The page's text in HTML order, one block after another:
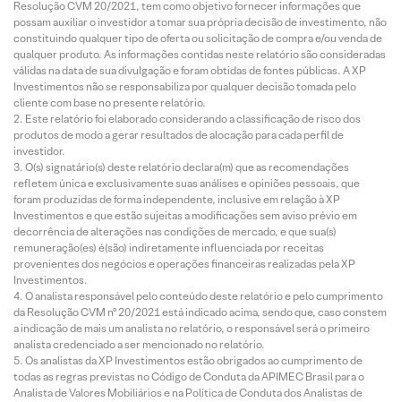
Resolução CVM 20/2021, tem como objetivo fornecer informações que
possam auxiliar o investidor a tomar sua própria decisão de investimento, não
constituindo qualquer tipo de oferta ou solicitação de compra e/ou venda de
qualquer produto. As informações contidas neste relatório são consideradas
válidas na data de sua divulgação e foram obtidas de fontes públicas. A XP
Investimentos não se responsabiliza por qualquer decisão tomada pelo
cliente com base no presente relatório.
Este relatório foi elaborado considerando a classificação de risco dos
produtos de modo a gerar resultados de alocação para cada perfil de
investidor.
O(s) signatário(s) deste relatório declara(m) que as recomendações
refletem única e exclusivamente suas análises e opiniões pessoais, que
foram produzidas de forma independente, inclusive em relação à XP
Investimentos e que estão sujeitas a modificações sem aviso prévio em
decorrência de alterações nas condições de mercado, e que sua(s)
remuneração(es) é(são) indiretamente influenciada por receitas
provenientes dos negócios e operações financeiras realizadas pela XP
Investimentos.
O analista responsável pelo conteúdo deste relatório e pelo cumprimento
da Resolução CVM nº 20/2021 está indicado acima, sendo que, caso constem
a indicação de mais um analista no relatório, o responsável será o primeiro
analista credenciado a ser mencionado no relatório.
Os analistas da XP Investimentos estão obrigados ao cumprimento de
todas as regras previstas no Código de Conduta da APIMEC Brasil para o
Analista de Valores Mobiliários e na Política de Conduta dos Analistas de